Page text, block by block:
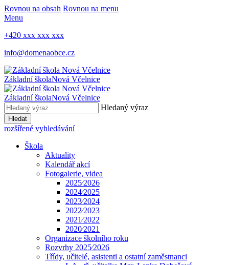
Rovnou na obsah Rovnou na menu
Menu
+420 xxx xxx xxx
info@domenaobce.cz
Základní školaNová Včelnice
Základní školaNová Včelnice
Hledaný výraz
Hledat
rozšířené vyhledávání
Škola
Aktuality
Kalendář akcí
Fotogalerie, videa
2025⁄2026
2024⁄2025
2023⁄2024
2022⁄2023
2021⁄2022
2020⁄2021
Organizace školního roku
Rozvrhy 2025⁄2026
Třídy, učitelé, asistenti a ostatní zaměstnanci